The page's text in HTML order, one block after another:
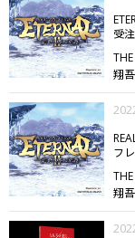
ス
8/6
受
翔
平
野
タ
☆
イ
間】
に
届け
フ
翔
平
に